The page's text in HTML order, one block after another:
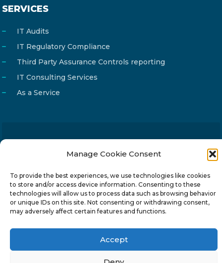
Manage Cookie Consent
To provide the best experiences, we use technologies like cookies
to store and/or access device information. Consenting to these
technologies will allow us to process data such as browsing behavior
or unique IDs on this site. Not consenting or withdrawing consent,
may adversely affect certain features and functions.
Accept
SERVICES
IT Audits
IT Regulatory Compliance
Third Party Assurance Controls reporting
IT Consulting Services
As a Service
Address
24 Pireaus street, 3rd floor
2023 Strovolos, Nicosia, Cyprus